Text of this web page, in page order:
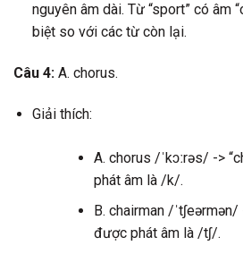
nguyên âm dài. Từ “sport” có âm
biệt so với các từ còn lại.
Câu 4: A. chorus.
Giải thích:
A. chorus /ˈkɔːrəs/ ->
phát âm là /k/.
B. chairman /ˈtʃeərmən/
được phát âm là /tʃ/.